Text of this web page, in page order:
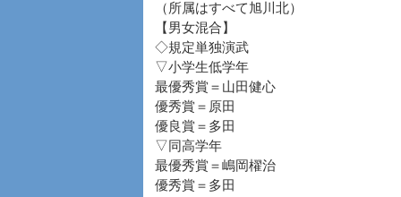
（所属はすべて旭川北）
【男女混合】
◇規定単独演武
▽小学生低学年
最優秀賞＝山田健心
優秀賞＝原田
優良賞＝多田
▽同高学年
最優秀賞＝嶋岡櫂治
優秀賞＝多田